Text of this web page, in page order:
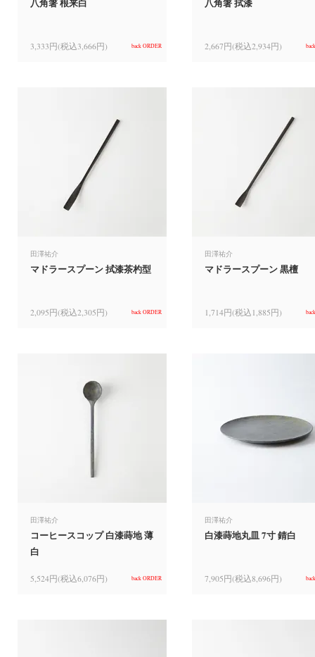
3,333円(税込3,666円) back ORDER 2,667円(税込2,934円)
田澤祐介
マドラースプーン 拭漆茶杓型
2,095円(税込2,305円) back ORDER
田澤祐介
マドラースプーン 黒檀
1,714円(税込1,885円)
田澤祐介
コーヒースコップ 白漆蒔地 薄
白
5,524円(税込6,076円) back ORDER
田澤祐介
白漆蒔地丸皿 7寸 錆白
7,905円(税込8,696円)